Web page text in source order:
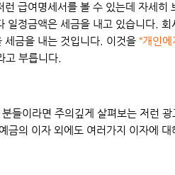
급여명세서를 볼 수 있는데 자세히
일정금액은 세금을 내고 있습니다.
세금을 내는 것입니다. 이것을 “개인
고 부릅니다.
들이라면 주의깊게 살펴보는 저런
금의 이자 외에도 여러가지 이자에